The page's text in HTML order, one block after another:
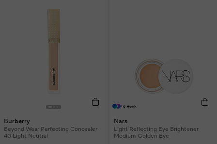
Burberry
Beyond Wear Perfecting Concealer
40 Light Neutral
+6 Renk
Nars
Light Reflecting Eye Brightener
Medium Golden Eye